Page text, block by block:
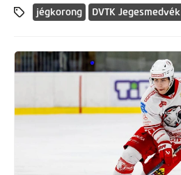
jégkorong DVTK Jegesmedvék